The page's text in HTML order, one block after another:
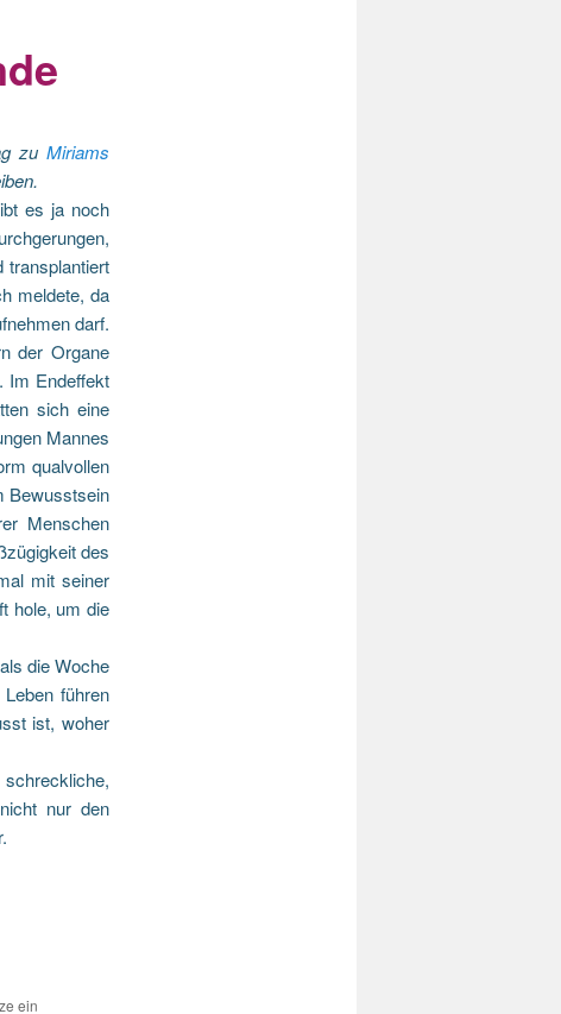
zuMiriams
es ja noch
transplantiert
meldete, da
darf.
der Organe
Im Endeffekt
sich eine
Mannes
qualvollen
Bewusstsein
Menschen
des
mit seiner
hole, um die
die Woche
führen
ist, woher
nur den
ein